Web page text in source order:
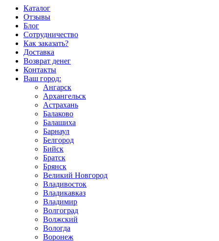
Каталог
Отзывы
Блог
Сотрудничество
Как заказать?
Доставка
Возврат денег
Контакты
Ваш город:
Ангарск
Архангельск
Астрахань
Балаково
Балашиха
Барнаул
Белгород
Бийск
Братск
Брянск
Великий Новгород
Владивосток
Владикавказ
Владимир
Волгоград
Волжский
Вологда
Воронеж